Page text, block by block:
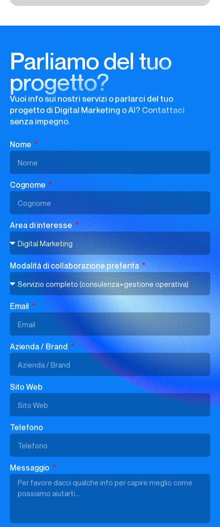
Parliamo del tuo
progetto?
Vuoi info sui nostri servizi o parlarci del tuo
progetto di Digital Marketing o AI? Contattaci
senza impegno.
Nome
Cognome
Area di interesse
Modalità di collaborazione preferita
Email
Azienda / Brand
Sito Web
Telefono
Messaggio